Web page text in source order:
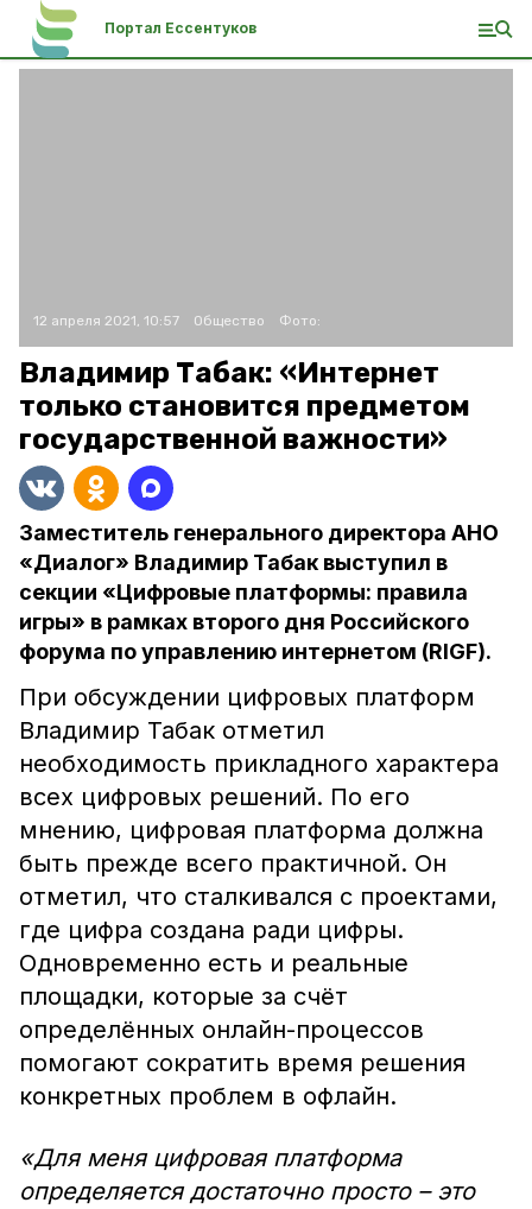
Портал Ессентуков
12 апреля 2021, 10:57 Общество Фото:
Владимир Табак: «Интернет
только становится предметом
государственной важности»
Заместитель генерального директора АНО
«Диалог» Владимир Табак выступил в
секции «Цифровые платформы: правила
игры» в рамках второго дня Российского
форума по управлению интернетом (RIGF).
При обсуждении цифровых платформ
Владимир Табак отметил
необходимость прикладного характера
всех цифровых решений. По его
мнению, цифровая платформа должна
быть прежде всего практичной. Он
отметил, что сталкивался с проектами,
где цифра создана ради цифры.
Одновременно есть и реальные
площадки, которые за счёт
определённых онлайн-процессов
помогают сократить время решения
конкретных проблем в офлайн.
«Для меня цифровая платформа
определяется достаточно просто – это